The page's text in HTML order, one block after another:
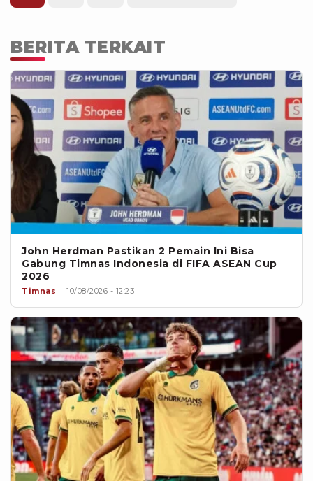
Ardiansyah, Eizar Tanjung, hingga
dipanggil dalam agenda pemusatan
latihan.
BERITA TERKAIT
John Herdman Pastikan 2 Pemain Ini Bisa
Gabung Timnas Indonesia di FIFA ASEAN Cup
2026
Timnas 10/08/2026 - 12:23